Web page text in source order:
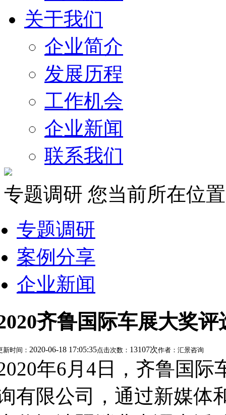
关于我们
企业简介
发展历程
工作机会
企业新闻
联系我们
专题调研 您当前所在位
专题调研
案例分享
企业新闻
齐鲁国际车展大奖
新时间： 2020-06-18 17:05:35点击次数： 13107次作者：汇景咨询
年6月4日，齐鲁国
有限公司，通过新媒体